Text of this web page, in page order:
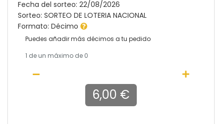
Fecha del sorteo: 22/08/2026
Sorteo: SORTEO DE LOTERIA NACIONAL
Formato: Décimo
Puedes añadir más décimos a tu pedido
1 de un máximo de 0
6,00 €